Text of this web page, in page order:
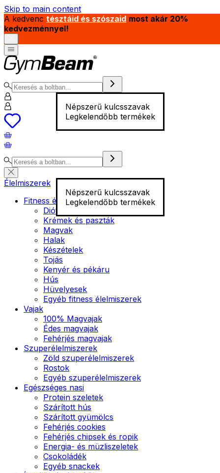
Skip to main content
A kedvenc tésztáid és szószaid most akár 20%
kedvezménnyel!
Népszerű kulcsszavak
Legkelendőbb termékek
Népszerű kulcsszavak
Legkelendőbb termékek
Élelmiszerek
Fitness élelmiszer
Diófélék
Krémek és paszták
Magvak
Halak
Készételek
Tojás
Kenyér és pékáru
Hús
Hüvelyesek
Egyéb fitness élelmiszerek
Vajak
100% Magvajak
Édes magvajak
Fehérjés magvajak
Szuperélelmiszerek
Zöld szuperélelmiszerek
Rostok
Egyéb szuperélelmiszerek
Egészséges nasi
Protein szeletek
Szárított hús
Szárított gyümölcs
Fehérjés cookies
Fehérjés chipsek és ropik
Energia- és müzliszeletek
Csokoládék
Egyéb snackek